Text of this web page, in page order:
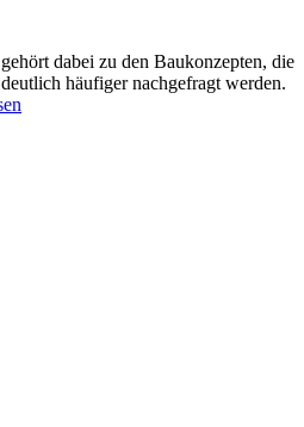
dabei zu den Baukonzepten, die
häufiger nachgefragt werden.